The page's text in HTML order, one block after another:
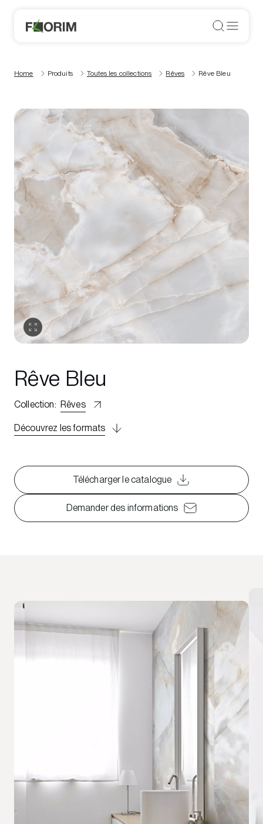
Home Produits Toutes les collections Rêves Rêve Bleu
Rêve Bleu
Collection: Rêves
Découvrez les formats
Télécharger le catalogue
Demander des informations